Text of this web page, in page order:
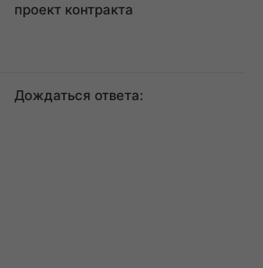
проект контракта
Дождаться ответа: